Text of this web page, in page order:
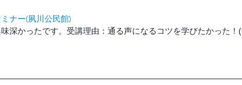
ナー(夙川公民館)
深かったです。受講理由：通る声になるコツを学びたかった！